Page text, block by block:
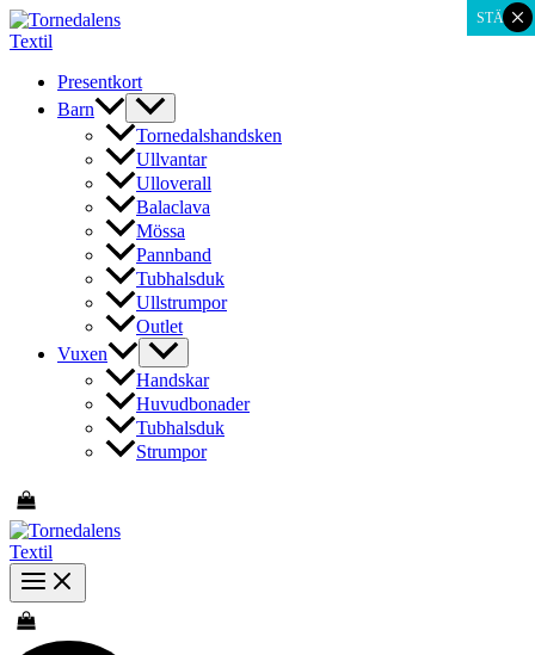
Hoppa
till
Presentkort
Barn
Tornedalshandsken
Ullvantar
Ulloverall
Balaclava
Mössa
Pannband
Tubhalsduk
Ullstrumpor
Outlet
Vuxen
Handskar
Huvudbonader
Tubhalsduk
Strumpor
STÄNG
×